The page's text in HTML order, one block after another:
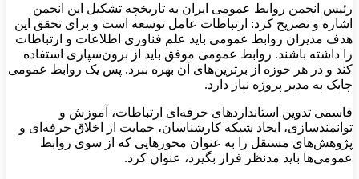
رئیس انجمن روابط عمومی ایران به تاریخچه تشکیل این انجمن
اشاره و تصریح کرد: ارتباطات عامل توسعه است و برای تحقق این
هدف مدیران روابط عمومی باید علم فناوری اطلاعات و ارتباطات
را داشته باشند. روابط عمومی موفق باید از برون‌سپاری استفاده
کند و در هر حوزه از برترین‌های آن بهره ببرد. پس یک روابط عمومی
چابک به مدیر پروژه نیاز دارد.
قاسمی تدوین استانداردهای حرفه‌ای ارتباطات، آموزش و
توانمندسازی، ایجاد شبکه کارشناسان، حمایت از اخلاق حرفه‌ای و
پژوهش‌های مستقل را به عنوان محورهایی که از سوی روابط
عمومی‌ها باید مدنظر فرار بگیرد، عنوان کرد.